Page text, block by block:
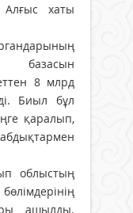
хаты
базасын
8 млрд
Биыл бұл
қаралып,
облыстың
ашылды.